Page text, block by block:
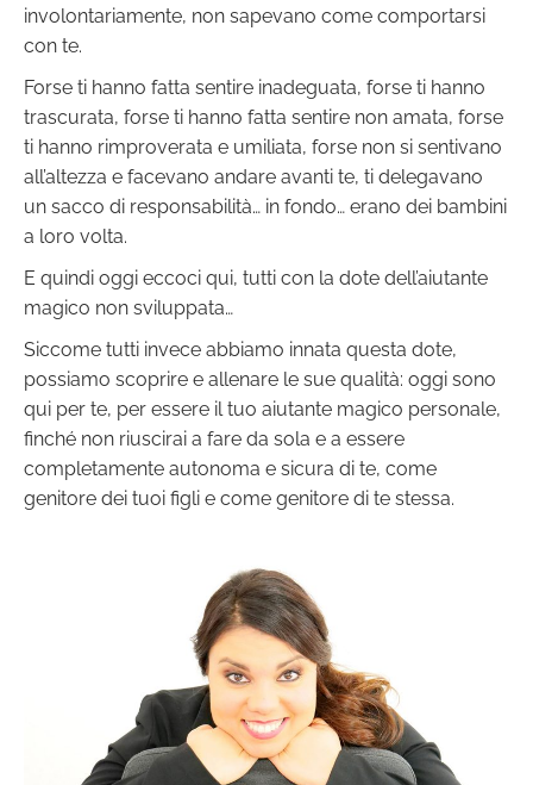
involontariamente, non sapevano come comportarsi
con te.
Forse ti hanno fatta sentire inadeguata, forse ti hanno
trascurata, forse ti hanno fatta sentire non amata, forse
ti hanno rimproverata e umiliata, forse non si sentivano
all’altezza e facevano andare avanti te, ti delegavano
un sacco di responsabilità… in fondo… erano dei bambini
a loro volta.
E quindi oggi eccoci qui, tutti con la dote dell’aiutante
magico non sviluppata…
Siccome tutti invece abbiamo innata questa dote,
possiamo scoprire e allenare le sue qualità: oggi sono
qui per te, per essere il tuo aiutante magico personale,
finché non riuscirai a fare da sola e a essere
completamente autonoma e sicura di te, come
genitore dei tuoi figli e come genitore di te stessa.